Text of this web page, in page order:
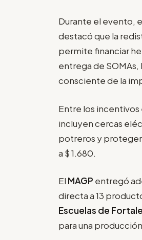
Durante el evento,
destacó que la
permite financiar
entrega de
consciente de la
Entre los
incluyen cercas
potreros y proteger
a $ 1.680.
El MAGP entregó
directa a 13
Escuelas de
para una